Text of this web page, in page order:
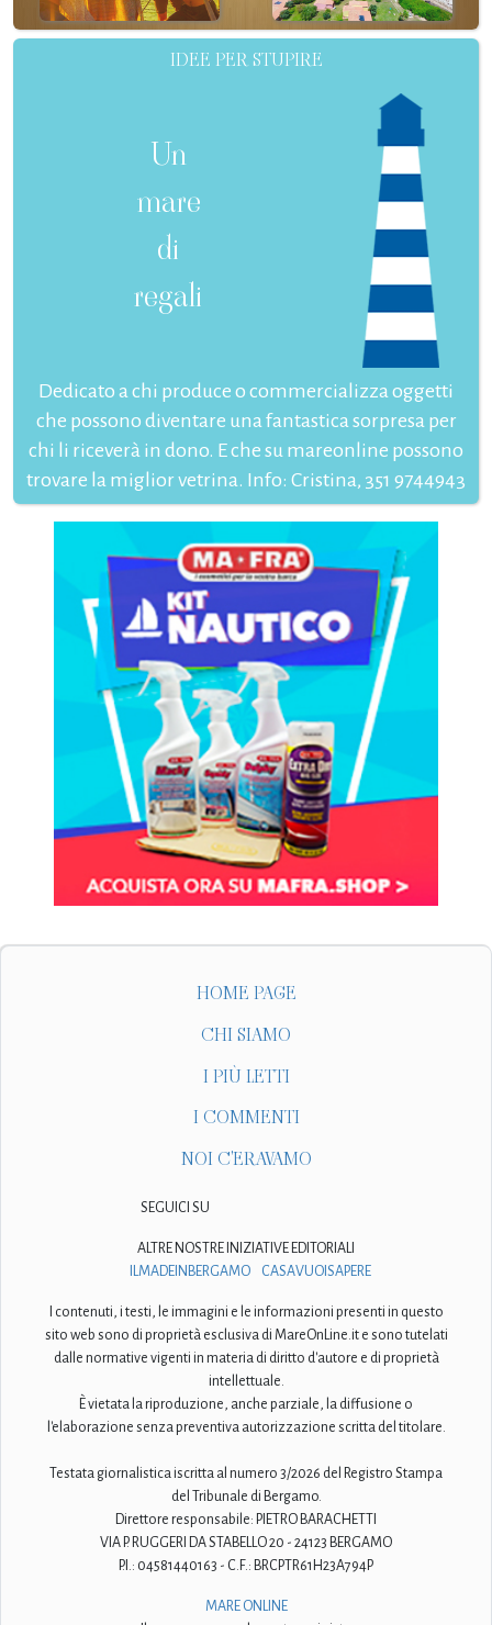
IDEE PER STUPIRE
Un
mare
di
regali
Dedicato a chi produce o commercializza oggetti
che possono diventare una fantastica sorpresa per
chi li riceverà in dono. E che su mareonline possono
trovare la miglior vetrina. Info: Cristina, 351 9744943
HOME PAGE
CHI SIAMO
I PIÙ LETTI
I COMMENTI
NOI C'ERAVAMO
SEGUICI SU
ALTRE NOSTRE INIZIATIVE EDITORIALI
ILMADEINBERGAMO
CASAVUOISAPERE
I contenuti, i testi, le immagini e le informazioni presenti in questo
sito web sono di proprietà esclusiva di MareOnLine.it e sono tutelati
dalle normative vigenti in materia di diritto d'autore e di proprietà
intellettuale.
È vietata la riproduzione, anche parziale, la diffusione o
l'elaborazione senza preventiva autorizzazione scritta del titolare.
Testata giornalistica iscritta al numero 3/2026 del Registro Stampa
del Tribunale di Bergamo.
Direttore responsabile: PIETRO BARACHETTI
VIA P. RUGGERI DA STABELLO 20 - 24123 BERGAMO
P.I.: 04581440163 - C.F.: BRCPTR61H23A794P
MARE ONLINE